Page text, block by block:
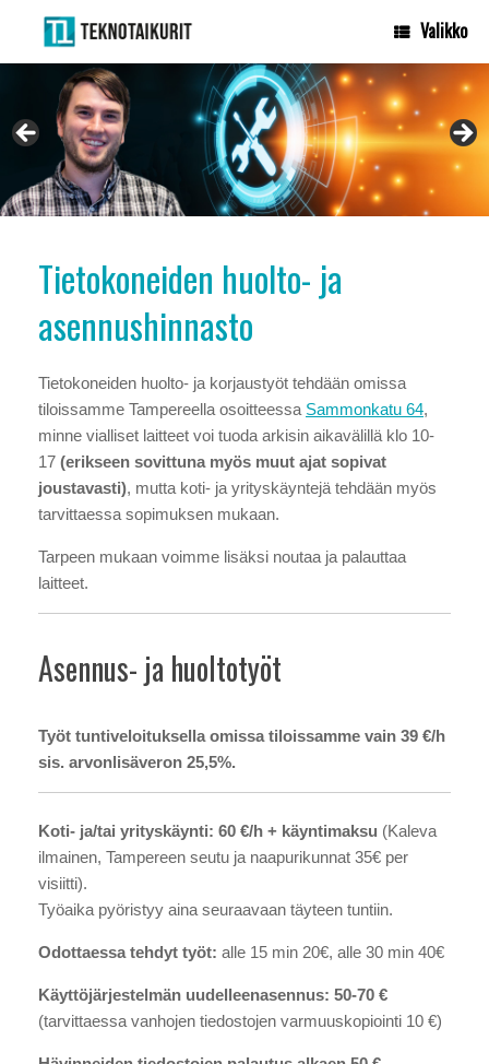
content
Valikko
Tietokonehuolto Teknotaikurit ja HammarData (datapalautukset)
palvelevat Sammonkadulla
Tietokoneiden huolto- ja
asennushinnasto
Tietokoneiden huolto- ja korjaustyöt tehdään omissa
tiloissamme Tampereella osoitteessa Sammonkatu 64,
minne vialliset laitteet voi tuoda arkisin aikavälillä klo 10-
17 (erikseen sovittuna myös muut ajat sopivat
joustavasti), mutta koti- ja yrityskäyntejä tehdään myös
tarvittaessa sopimuksen mukaan.
Tarpeen mukaan voimme lisäksi noutaa ja palauttaa
laitteet.
Asennus- ja huoltotyöt
Työt tuntiveloituksella omissa tiloissamme vain 39 €/h
sis. arvonlisäveron 25,5%.
Koti- ja/tai yrityskäynti: 60 €/h + käyntimaksu (Kaleva
ilmainen, Tampereen seutu ja naapurikunnat 35€ per
visiitti).
Työaika pyöristyy aina seuraavaan täyteen tuntiin.
Odottaessa tehdyt työt: alle 15 min 20€, alle 30 min 40€
Käyttöjärjestelmän uudelleenasennus: 50-70 €
(tarvittaessa vanhojen tiedostojen varmuuskopiointi 10 €)